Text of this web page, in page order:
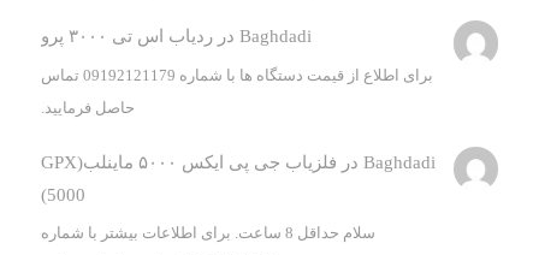
Baghdadi درردیاب اس تی ۳۰۰۰ پرو
برای اطلاع از قیمت دستگاه ها با شماره 09192121179 تماس
حاصل فرمایید.
Baghdadi در
فلزیاب جی پی ایکس ۵۰۰۰ ماینلب(GPX
5000)
سلام حداقل 8 ساعت. برای اطلاعات بیشتر با شماره